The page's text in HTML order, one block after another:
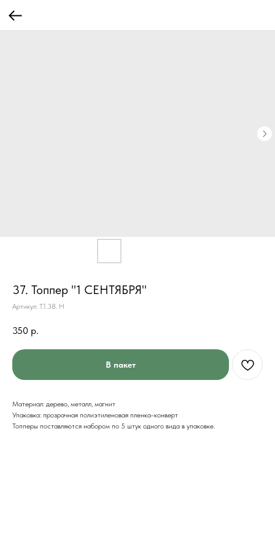
37. Топпер "1 СЕНТЯБРЯ"
Артикул: Т.1.38. Н
350 р.
В пакет
Материал: дерево, металл, магнит
Упаковка: прозрачная полиэтиленовая пленка-конверт
Топперы поставляются набором по 5 штук одного вида в упаковке.